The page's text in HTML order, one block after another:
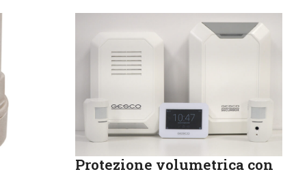
Protezione volumetrica con